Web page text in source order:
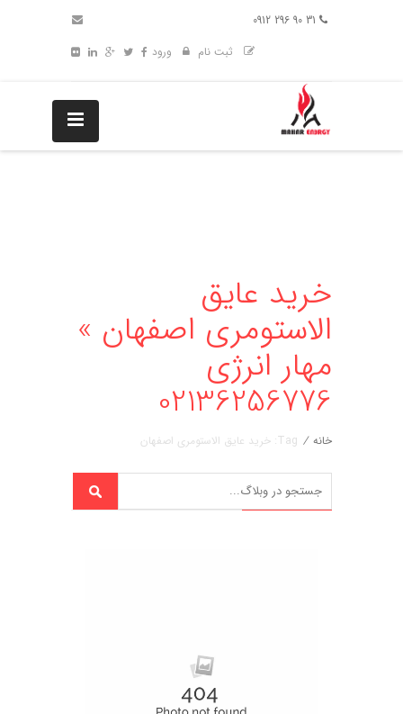
ثبت نام
ورود
خرید عایق
الاستومری اصفهان »
مهار انرژی
02136256776
خانه / Tag: خرید عایق الاستومری اصفهان